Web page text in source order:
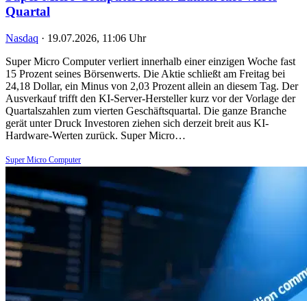
Quartal
Nasdaq · 19.07.2026, 11:06 Uhr
Super Micro Computer verliert innerhalb einer einzigen Woche fast
15 Prozent seines Börsenwerts. Die Aktie schließt am Freitag bei
24,18 Dollar, ein Minus von 2,03 Prozent allein an diesem Tag. Der
Ausverkauf trifft den KI-Server-Hersteller kurz vor der Vorlage der
Quartalszahlen zum vierten Geschäftsquartal. Die ganze Branche
gerät unter Druck Investoren ziehen sich derzeit breit aus KI-
Hardware-Werten zurück. Super Micro…
Super Micro Computer